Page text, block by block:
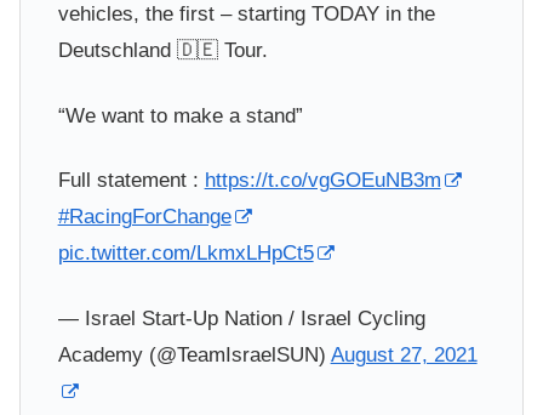
vehicles, the first – starting TODAY in the
Deutschland 🇩🇪 Tour.
“We want to make a stand”
Full statement : https://t.co/vgGOEuNB3m
#RacingForChange
pic.twitter.com/LkmxLHpCt5
— Israel Start-Up Nation / Israel Cycling
Academy (@TeamIsraelSUN) August 27, 2021